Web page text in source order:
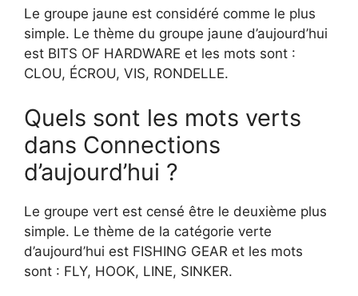
Le groupe jaune est considéré comme le plus
simple. Le thème du groupe jaune d’aujourd’hui
est BITS OF HARDWARE et les mots sont :
CLOU, ÉCROU, VIS, RONDELLE.
Quels sont les mots verts
dans Connections
d’aujourd’hui ?
Le groupe vert est censé être le deuxième plus
simple. Le thème de la catégorie verte
d’aujourd’hui est FISHING GEAR et les mots
sont : FLY, HOOK, LINE, SINKER.